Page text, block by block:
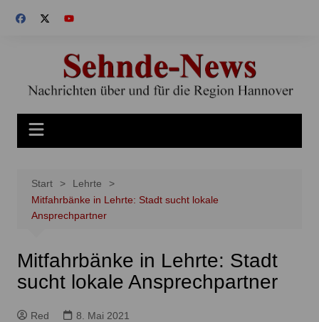
Inhalt
Start
Lehrte
Mitfahrbänke in Lehrte: Stadt sucht lokale
Ansprechpartner
Mitfahrbänke in Lehrte: Stadt
sucht lokale Ansprechpartner
Red 8. Mai 2021